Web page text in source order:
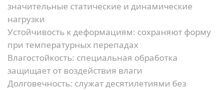
значительные статические и динамические
нагрузки
Устойчивость к деформациям: сохраняют форму
при температурных перепадах
Влагостойкость: специальная обработка
защищает от воздействия влаги
Долговечность: служат десятилетиями без